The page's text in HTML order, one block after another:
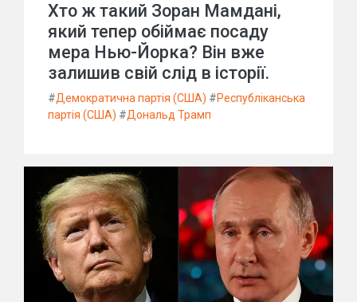
Хто ж такий Зоран Мамдані,
який тепер обіймає посаду
мера Нью-Йорка? Він вже
залишив свій слід в історії.
#Демократична партія (США) #Республіканська
партія (США) #Дональд Трамп